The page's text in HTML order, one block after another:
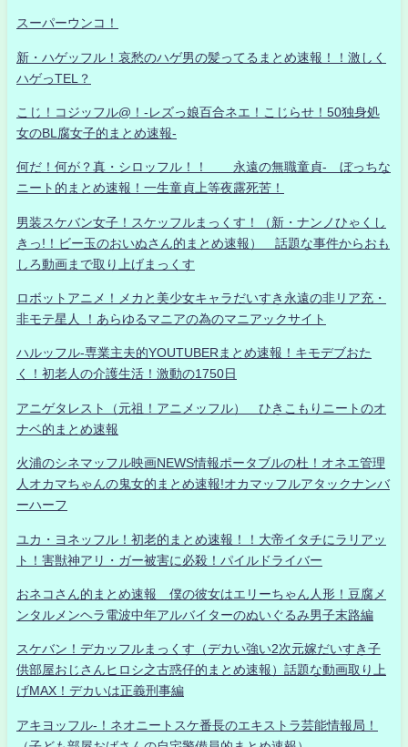
スーパーウンコ！
新・ハゲッフル！哀愁のハゲ男の髪ってるまとめ速報！！激しく
ハゲっTEL？
こじ！コジッフル@！-レズっ娘百合ネエ！こじらせ！50独身処
女のBL腐女子的まとめ速報-
何だ！何が？真・シロッフル！！ 永遠の無職童貞- ぼっちな
ニート的まとめ速報！一生童貞上等夜露死苦！
男装スケバン女子！スケッフルまっくす！（新・ナンノひゃくし
きっ!！ビー玉のおいぬさん的まとめ速報） 話題な事件からおも
しろ動画まで取り上げまっくす
ロボットアニメ！メカと美少女キャラだいすき永遠の非リア充・
非モテ星人 ！あらゆるマニアの為のマニアックサイト
ハルッフル-専業主夫的YOUTUBERまとめ速報！キモデブおた
く！初老人の介護生活！激動の1750日
アニゲタレスト（元祖！アニメッフル） ひきこもりニートのオ
ナベ的まとめ速報
火浦のシネマッフル映画NEWS情報ポータブルの杜！オネエ管理
人オカマちゃんの鬼女的まとめ速報!オカマッフルアタックナンバ
ーハーフ
ユカ・ヨネッフル！初老的まとめ速報！！大帝イタチにラリアッ
ト！害獣神アリ・ガー被害に必殺！パイルドライバー
おネコさん的まとめ速報 僕の彼女はエリーちゃん人形！豆腐メ
ンタルメンヘラ電波中年アルバイターのぬいぐるみ男子末路編
スケバン！デカッフルまっくす（デカい強い2次元嫁だいすき子
供部屋おじさんヒロシ之古惑仔的まとめ速報）話題な動画取り上
げMAX！デカいは正義刑事編
アキヨッフル-！ネオニートスケ番長のエキストラ芸能情報局！